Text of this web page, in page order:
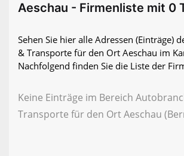
Aeschau - Firmenliste mit 0
Sehen Sie hier alle Adressen (Einträge)
& Transporte für den Ort Aeschau im
Nachfolgend finden Sie die Liste der
Keine Einträge im Bereich
Transporte für den Ort Aeschau